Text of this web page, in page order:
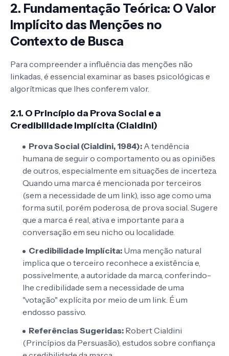
2. Fundamentação Teórica: O Valor
Implícito das Menções no
Contexto de Busca
Para compreender a influência das menções não
linkadas, é essencial examinar as bases psicológicas e
algorítmicas que lhes conferem valor.
2.1. O Princípio da Prova Social e a
Credibilidade Implícita (Cialdini)
Prova Social (Cialdini, 1984): A tendência
humana de seguir o comportamento ou as opiniões
de outros, especialmente em situações de incerteza.
Quando uma marca é mencionada por terceiros
(sem a necessidade de um link), isso age como uma
forma sutil, porém poderosa, de prova social. Sugere
que a marca é real, ativa e importante para a
conversação em seu nicho ou localidade.
Credibilidade Implícita: Uma menção natural
implica que o terceiro reconhece a existência e,
possivelmente, a autoridade da marca, conferindo-
lhe credibilidade sem a necessidade de uma
"votação" explícita por meio de um link. É um
endosso passivo.
Referências Sugeridas: Robert Cialdini
(Princípios da Persuasão), estudos sobre confiança